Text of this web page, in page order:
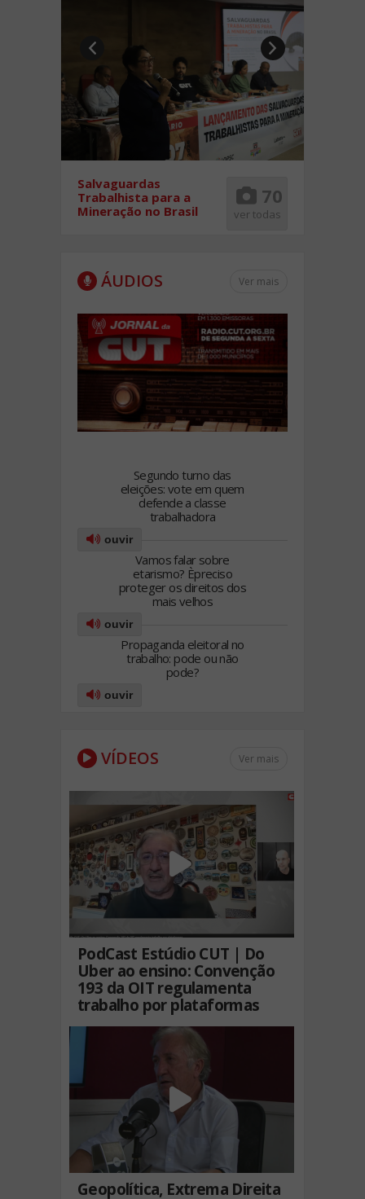
ÁUDIOS Ver mais
Segundo turno das
eleições: vote em quem
defende a classe
trabalhadora
ouvir
Vamos falar sobre
etarismo? Èpreciso
proteger os direitos dos
mais velhos
ouvir
Propaganda eleitoral no
trabalho: pode ou não
pode?
ouvir
VÍDEOS Ver mais
PodCast Estúdio CUT | Do
Uber ao ensino: Convenção
193 da OIT regulamenta
trabalho por plataformas
Geopolítica, Extrema Direita
Salvaguardas
Trabalhista para a
Mineração no Brasil
70
ver todas